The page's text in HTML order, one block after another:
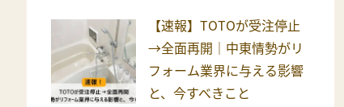
【速報】TOTOが受注停止
→全面再開｜中東情勢がリ
フォーム業界に与える影響
と、今すべきこと